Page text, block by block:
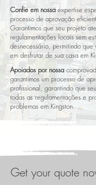
Confie em nossaexpertise
processo de aprovação
Garantimos que seu projeto
regulamentações locais sem
desnecessário, permitindo que
em desfrutar de sua casa em
Apoiados por nossa
garantimos um processo de
profissional, garantindo que
todas as regulamentações e
problemas em Kingston.
Get your quote